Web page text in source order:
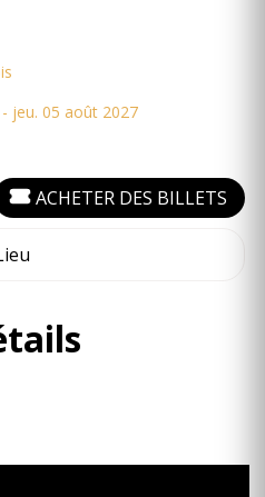
jeu. 05 août 2027
ACHETER DES BILLETS